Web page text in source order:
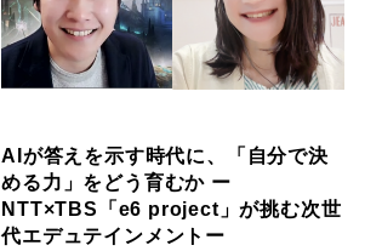
AIが答えを示す時代に、「自分で決
める力」をどう育むか ー
NTT×TBS「e6 project」が挑む次世
代エデュテインメントー